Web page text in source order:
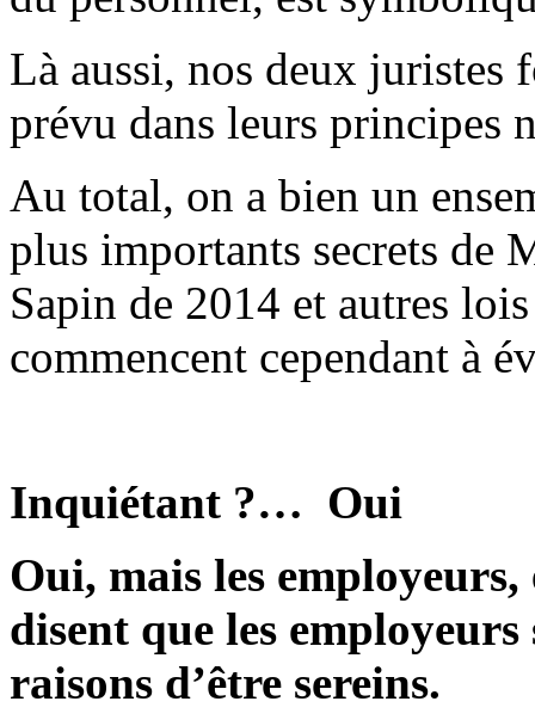
Là aussi, nos deux juristes
prévu dans leurs principes
Au total, on a bien un
plus importants secrets de
Sapin de 2014 et autres
commencent cependant à
Inquiétant ?… Oui
Oui, mais les
disent que les
raisons d’être sereins.